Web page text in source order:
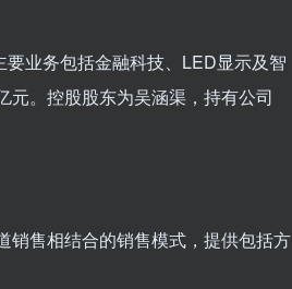
业务包括金融科技、LED显示及智
。控股股东为吴涵渠，持有公司
销售相结合的销售模式，提供包括方